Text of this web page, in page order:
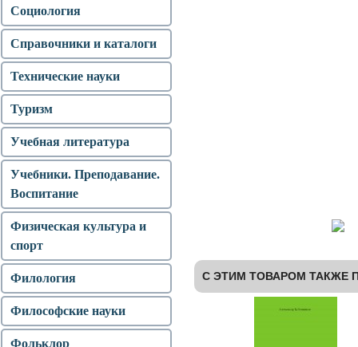
С ЭТИМ ТОВАРОМ ТАКЖЕ
Социология
Справочники и каталоги
Технические науки
Туризм
Учебная литература
Учебники. Преподавание.
Воспитание
Физическая культура и
спорт
Филология
Философские науки
Фольклор